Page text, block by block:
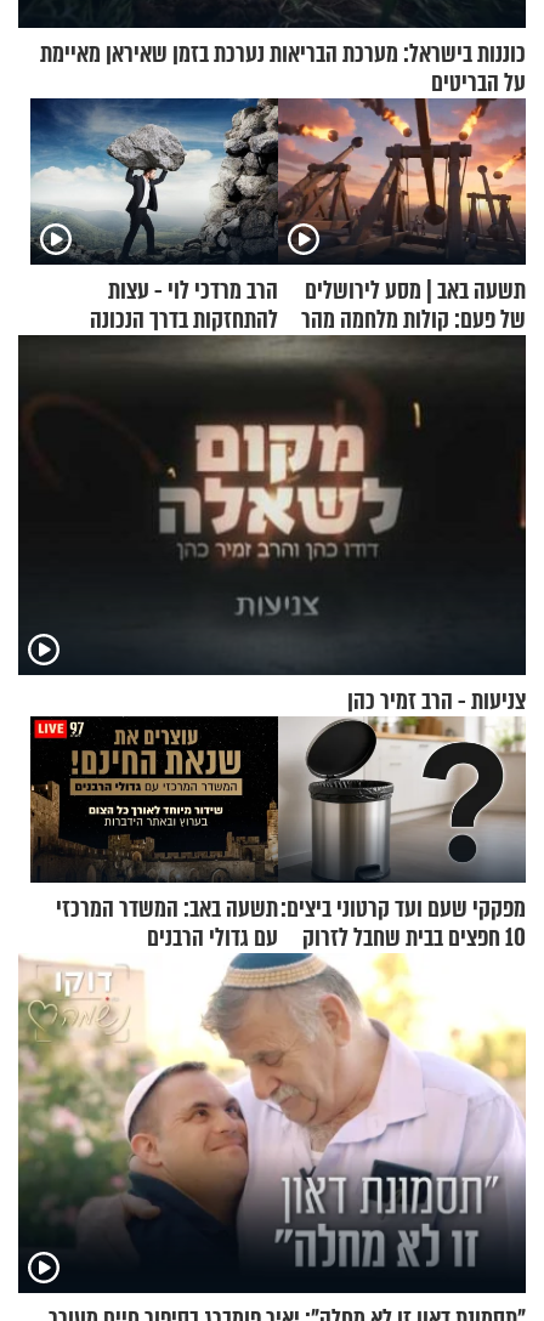
כוננות בישראל: מערכת הבריאות נערכת בזמן שאיראן מאיימת
על הבריטים
תשעה באב | מסע לירושלים
של פעם: קולות מלחמה מהר
הרב מרדכי לוי - עצות
להתחזקות בדרך הנכונה
צניעות - הרב זמיר כהן
מפקקי שעם ועד קרטוני ביצים:
10 חפצים בבית שחבל לזרוק
תשעה באב: המשדר המרכזי
עם גדולי הרבנים